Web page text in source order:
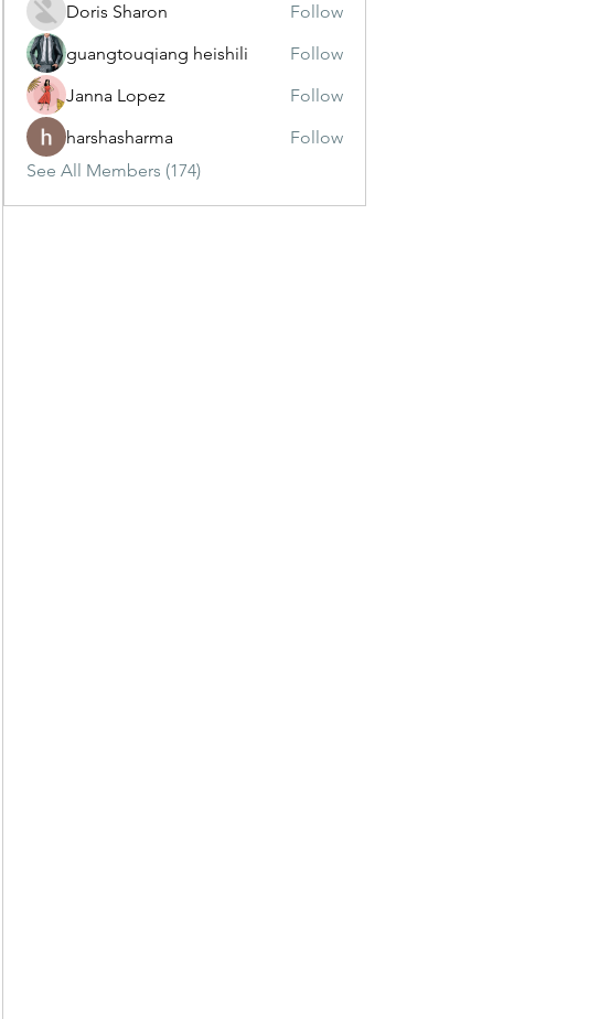
Doris Sharon
Follow
guangtouqiang heishili
Follow
Janna Lopez
Follow
harshasharma
Follow
See All Members (174)